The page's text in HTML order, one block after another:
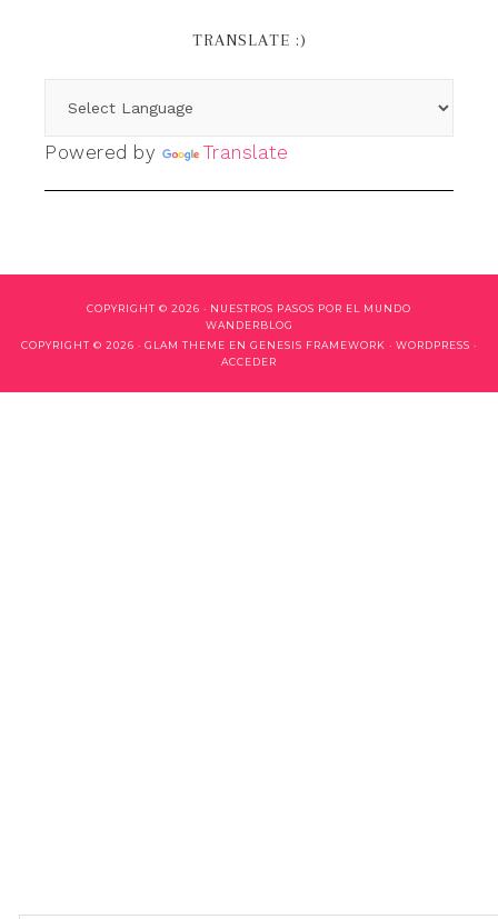
TRANSLATE :)
Powered by Translate
COPYRIGHT © 2026 · NUESTROS PASOS POR EL MUNDO
WANDERBLOG
COPYRIGHT © 2026 · GLAM THEME EN GENESIS FRAMEWORK · WORDPRESS ·
ACCEDER